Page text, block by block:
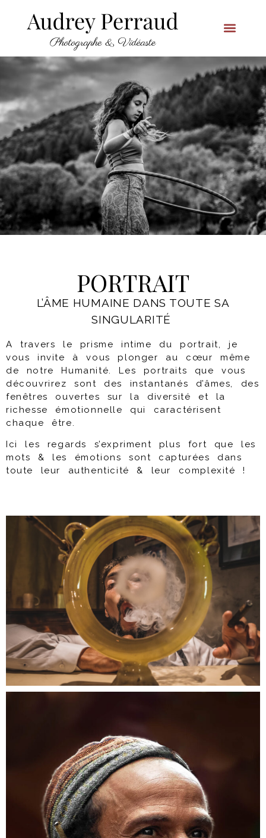
PORTRAIT
L’ÂME HUMAINE DANS TOUTE SA
SINGULARITÉ
A travers le prisme intime du portrait, je
vous invite à vous plonger au cœur même
de notre Humanité.Les portraits que vous
découvrirez sont des instantanés d’âmes, des
fenêtres ouvertes sur la diversité et la
richesse émotionnelle qui caractérisent
chaque être.
Ici les regards s’expriment plus fort que les
mots & les émotions sont capturées dans
toute leur authenticité & leur complexité !